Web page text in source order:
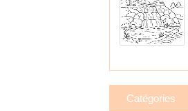
Catégories